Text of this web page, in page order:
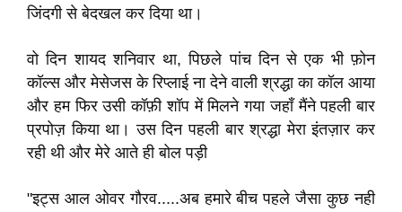
जिंदगी से बेदखल कर दिया था।
वो दिन शायद शनिवार था, पिछले पांच दिन से एक भी फ़ोन
कॉल्स और मेसेजस के रिप्लाई ना देने वाली श्रद्धा का कॉल आया
और हम फिर उसी कॉफ़ी शॉप में मिलने गया जहाँ मैंने पहली बार
प्रपोज़ किया था। उस दिन पहली बार श्रद्धा मेरा इंतज़ार कर
रही थी और मेरे आते ही बोल पड़ी
"इट्स आल ओवर गौरव.....अब हमारे बीच पहले जैसा कुछ नही